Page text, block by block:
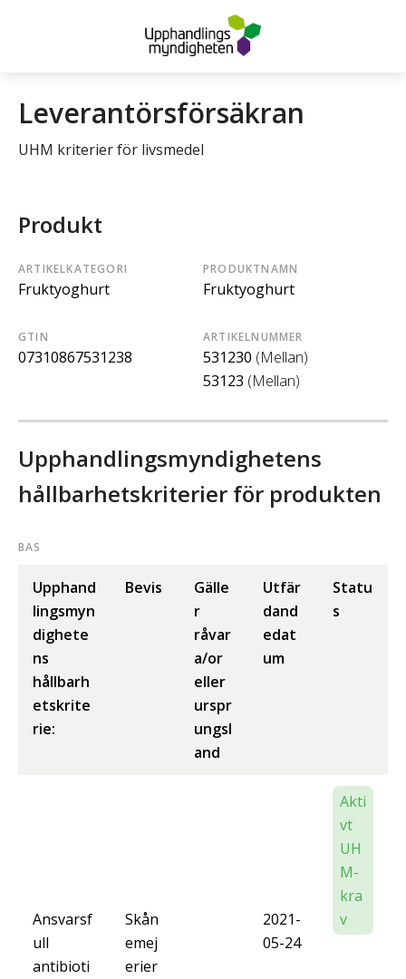
Leverantörsförsäkran
UHM kriterier för livsmedel
Produkt
ARTIKELKATEGORI
Fruktyoghurt
PRODUKTNAMN
Fruktyoghurt
GTIN
07310867531238
ARTIKELNUMMER
531230 (Mellan)
53123 (Mellan)
Upphandlingsmyndighetens
hållbarhetskriterier för produkten
BAS
Upphand
lingsmyn
dighete
ns
hållbarh
etskrite
rie:
Bevis
Gälle
r
råvar
a/or
eller
urspr
ungsl
and
Utfär
dand
edat
um
Statu
s
Ansvarsf
ull
antibioti
Skån
emej
erier
2021-
05-24
Akti
vt
UH
M-
kra
v